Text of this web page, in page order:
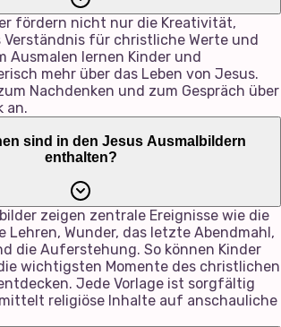
fördern nicht nur die Kreativität,
Verständnis für christliche Werte und
Ausmalen lernen Kinder und
mehr über das Leben von Jesus.
Nachdenken und zum Gespräch über
an.
sind in den Jesus Ausmalbildern
enthalten?
zeigen zentrale Ereignisse wie die
Lehren, Wunder, das letzte Abendmahl,
die Auferstehung. So können Kinder
wichtigsten Momente des christlichen
Jede Vorlage ist sorgfältig
religiöse Inhalte auf anschauliche